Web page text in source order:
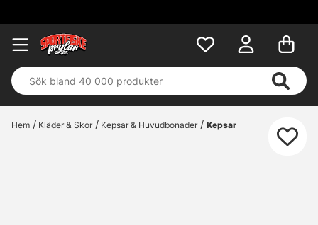
Hem Kläder & Skor Kepsar & Huvudbonader Kepsar